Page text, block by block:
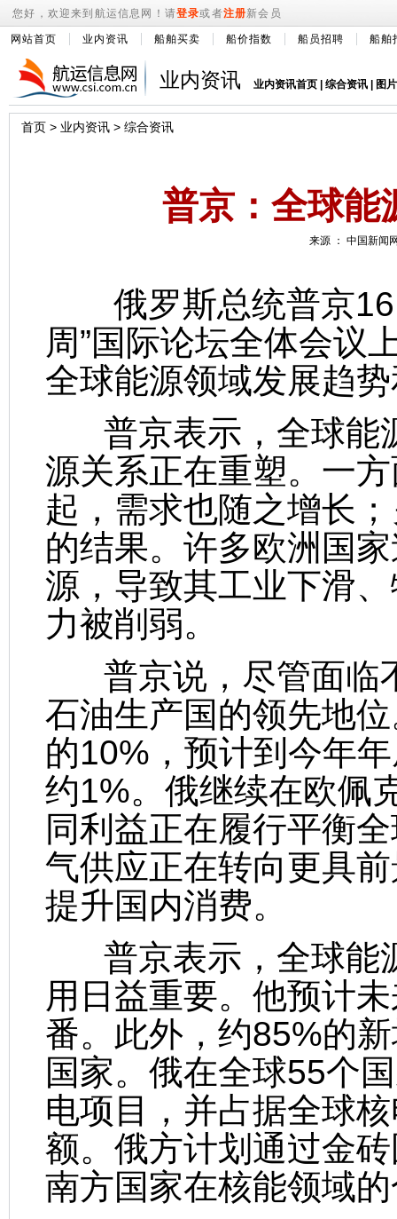
您好，欢迎来到航运信息网！请登录或者注册新会员
网站首页 业内资讯 船舶买卖 船价指数 船员招聘 船舶
业内资讯 业内资讯首页 综合资讯 图
首页 > 业内资讯 > 综合资讯
普京：全球能
来源 ： 中国新
俄罗斯总统普京16
周”国际论坛全体会议
全球能源领域发展趋
普京表示，全球能
源关系正在重塑。一
起，需求也随之增长
的结果。许多欧洲国
源，导致其工业下滑
力被削弱。
普京说，尽管面临
石油生产国的领先地
的10%，预计到今年
约1%。俄继续在欧佩
同利益正在履行平衡
气供应正在转向更具
提升国内消费。
普京表示，全球能
用日益重要。他预计
番。此外，约85%的
国家。俄在全球55个
电项目，并占据全球
额。俄方计划通过金
南方国家在核能领域